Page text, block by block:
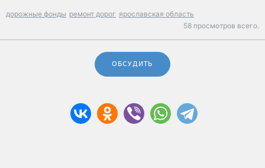
дорожные фонды ремонт дорог ярославская область
58 просмотров всего.
ОБСУДИТЬ